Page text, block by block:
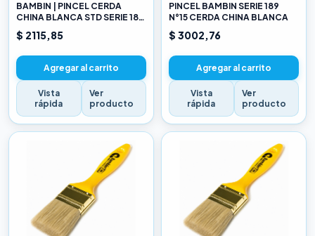
BAMBIN | PINCEL CERDA
CHINA BLANCA STD SERIE 189
10
$ 2115,85
Agregar al carrito
Vista
rápida
Ver
producto
PINCEL BAMBIN SERIE 189
N°15 CERDA CHINA BLANCA
$ 3002,76
Agregar al carrito
Vista
rápida
Ver
producto